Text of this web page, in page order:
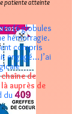
patiente atteinte
(6 globules
hémorragie.
compris
engagé… J’ai
de
auprès de
du